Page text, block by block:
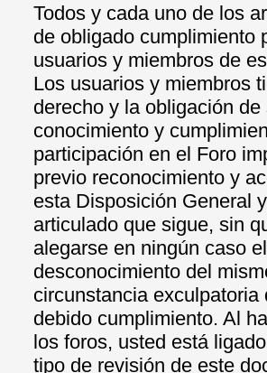
Todos y cada uno de los
de obligado cumplimiento
usuarios y miembros de
Los usuarios y miembros
derecho y la obligación de
conocimiento y
participación en el Foro
previo reconocimiento y
esta Disposición General
articulado que sigue, sin
alegarse en ningún caso el
desconocimiento del
circunstancia exculpatoria
debido cumplimiento. Al
los foros, usted está
tipo de revisión de este